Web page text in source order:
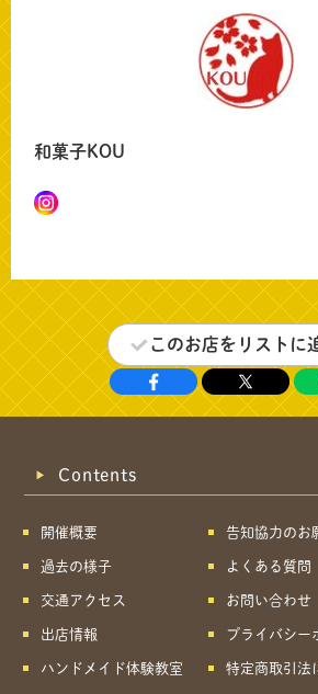
和菓子KOU
このお店をリストに
Contents
開催概要
過去の様子
交通アクセス
出店情報
ハンドメイド体験教室
告知協力のお
よくある質問
お問い合わせ
プライバシー
特定商取引法